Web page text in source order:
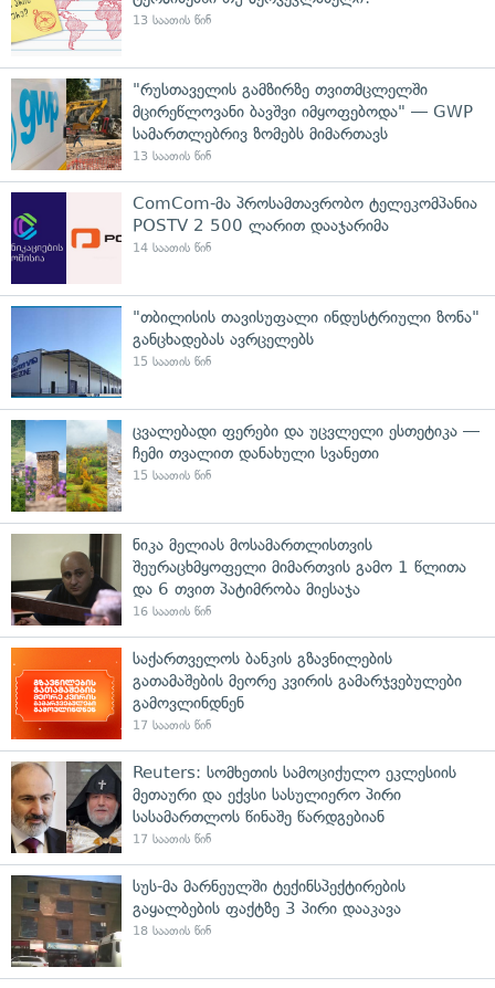
13 საათის წინ
"რუსთაველის გამზირზე თვითმცლელში
მცირეწლოვანი ბავშვი იმყოფებოდა" — GWP
სამართლებრივ ზომებს მიმართავს
13 საათის წინ
ComCom-მა პროსამთავრობო ტელეკომპანია
POSTV 2 500 ლარით დააჯარიმა
14 საათის წინ
"თბილისის თავისუფალი ინდუსტრიული ზონა"
განცხადებას ავრცელებს
15 საათის წინ
ცვალებადი ფერები და უცვლელი ესთეტიკა —
ჩემი თვალით დანახული სვანეთი
15 საათის წინ
ნიკა მელიას მოსამართლისთვის
შეურაცხმყოფელი მიმართვის გამო 1 წლითა
და 6 თვით პატიმრობა მიესაჯა
16 საათის წინ
საქართველოს ბანკის გზავნილების
გათამაშების მეორე კვირის გამარჯვებულები
გამოვლინდნენ
17 საათის წინ
Reuters: სომხეთის სამოციქულო ეკლესიის
მეთაური და ექვსი სასულიერო პირი
სასამართლოს წინაშე წარდგებიან
17 საათის წინ
სუს-მა მარნეულში ტექინსპექტირების
გაყალბების ფაქტზე 3 პირი დააკავა
18 საათის წინ